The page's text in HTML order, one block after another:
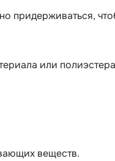
придерживаться,
или
веществ.